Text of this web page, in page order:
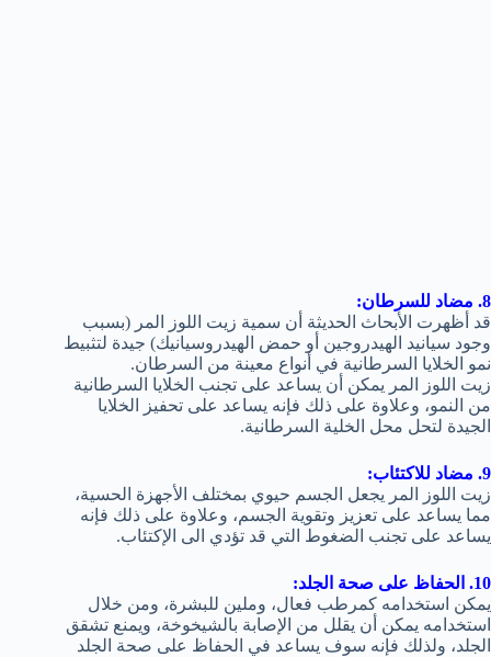
8. مضاد للسرطان:
قد أظهرت الأبحاث الحديثة أن سمية زيت اللوز المر (بسبب
وجود سيانيد الهيدروجين أو حمض الهيدروسيانيك) جيدة لتثبيط
نمو الخلايا السرطانية في أنواع معينة من السرطان.
زيت اللوز المر يمكن أن يساعد على تجنب الخلايا السرطانية
من النمو، وعلاوة على ذلك فإنه يساعد على تحفيز الخلايا
الجيدة لتحل محل الخلية السرطانية.
9. مضاد للاكتئاب:
زيت اللوز المر يجعل الجسم حيوي بمختلف الأجهزة الحسية،
مما يساعد على تعزيز وتقوية الجسم، وعلاوة على ذلك فإنه
يساعد على تجنب الضغوط التي قد تؤدي الى الإكتئاب.
10. الحفاظ على صحة الجلد:
يمكن استخدامه كمرطب فعال، وملين للبشرة، ومن خلال
استخدامه يمكن أن يقلل من الإصابة بالشيخوخة، ويمنع تشقق
الجلد، ولذلك فإنه سوف يساعد في الحفاظ على صحة الجلد